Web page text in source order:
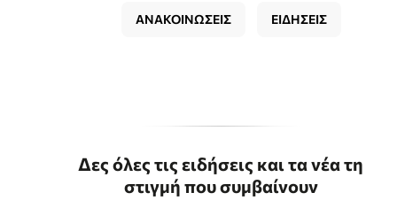
ΑΝΑΚΟΙΝΩΣΕΙΣ ΕΙΔΗΣΕΙΣ
Δες όλες τις ειδήσεις και τα νέα τη
στιγμή που συμβαίνουν